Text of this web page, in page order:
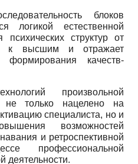
блоков
логикой естественной
психических структур от
к высшим и отражает
формирования качеств-
произвольной
не только нацелено на
специалиста, но и
возможностей
и ретроспективной
профессиональной
деятельности.